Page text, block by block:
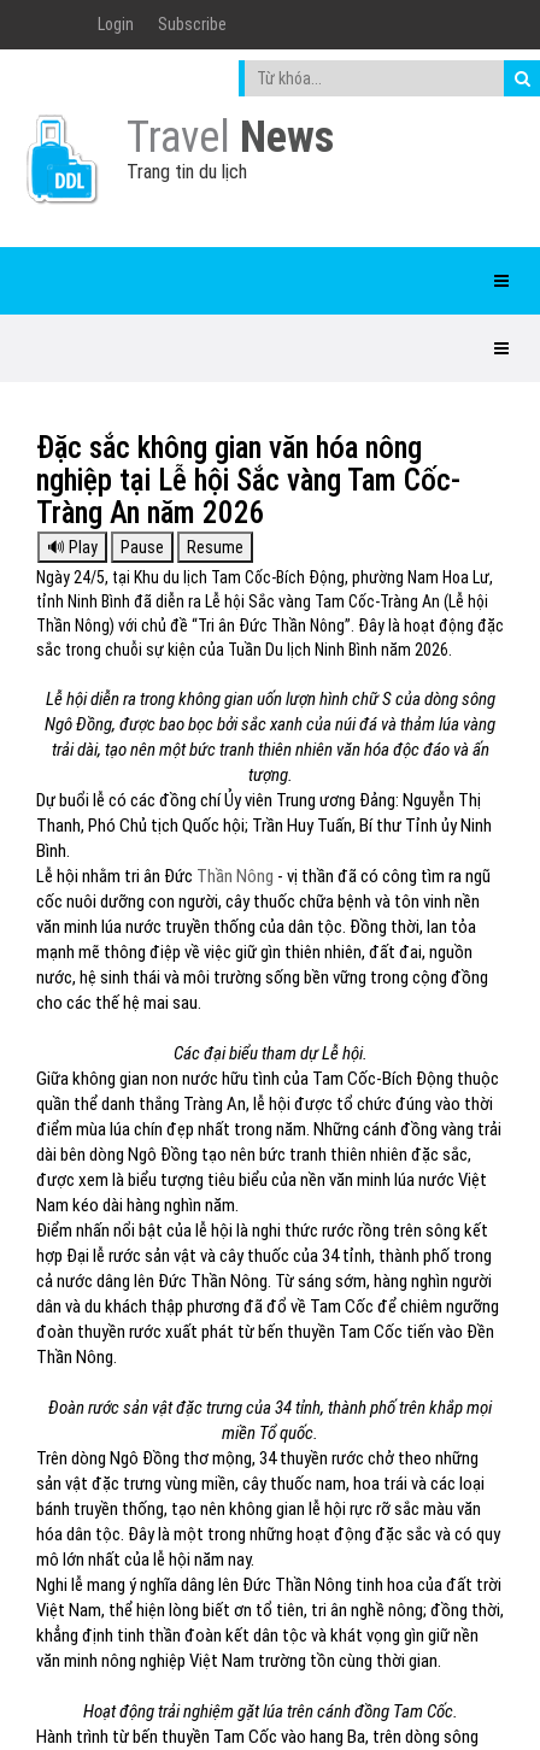
Login Subscribe
Travel News
Trang tin du lịch
Đặc sắc không gian văn hóa nông
nghiệp tại Lễ hội Sắc vàng Tam Cốc-
Tràng An năm 2026
Ngày 24/5, tại Khu du lịch Tam Cốc-Bích Động, phường Nam Hoa Lư,
tỉnh Ninh Bình đã diễn ra Lễ hội Sắc vàng Tam Cốc-Tràng An (Lễ hội
Thần Nông) với chủ đề “Tri ân Đức Thần Nông”. Đây là hoạt động đặc
sắc trong chuỗi sự kiện của Tuần Du lịch Ninh Bình năm 2026.
Lễ hội diễn ra trong không gian uốn lượn hình chữ S của dòng sông
Ngô Đồng, được bao bọc bởi sắc xanh của núi đá và thảm lúa vàng
trải dài, tạo nên một bức tranh thiên nhiên văn hóa độc đáo và ấn
tượng.
Dự buổi lễ có các đồng chí Ủy viên Trung ương Đảng: Nguyễn Thị
Thanh, Phó Chủ tịch Quốc hội; Trần Huy Tuấn, Bí thư Tỉnh ủy Ninh
Bình.
Lễ hội nhằm tri ân Đức Thần Nông - vị thần đã có công tìm ra ngũ
cốc nuôi dưỡng con người, cây thuốc chữa bệnh và tôn vinh nền
văn minh lúa nước truyền thống của dân tộc. Đồng thời, lan tỏa
mạnh mẽ thông điệp về việc giữ gìn thiên nhiên, đất đai, nguồn
nước, hệ sinh thái và môi trường sống bền vững trong cộng đồng
cho các thế hệ mai sau.
Các đại biểu tham dự Lễ hội.
Giữa không gian non nước hữu tình của Tam Cốc-Bích Động thuộc
quần thể danh thắng Tràng An, lễ hội được tổ chức đúng vào thời
điểm mùa lúa chín đẹp nhất trong năm. Những cánh đồng vàng trải
dài bên dòng Ngô Đồng tạo nên bức tranh thiên nhiên đặc sắc,
được xem là biểu tượng tiêu biểu của nền văn minh lúa nước Việt
Nam kéo dài hàng nghìn năm.
Điểm nhấn nổi bật của lễ hội là nghi thức rước rồng trên sông kết
hợp Đại lễ rước sản vật và cây thuốc của 34 tỉnh, thành phố trong
cả nước dâng lên Đức Thần Nông. Từ sáng sớm, hàng nghìn người
dân và du khách thập phương đã đổ về Tam Cốc để chiêm ngưỡng
đoàn thuyền rước xuất phát từ bến thuyền Tam Cốc tiến vào Đền
Thần Nông.
Đoàn rước sản vật đặc trưng của 34 tỉnh, thành phố trên khắp mọi
miền Tổ quốc.
Trên dòng Ngô Đồng thơ mộng, 34 thuyền rước chở theo những
sản vật đặc trưng vùng miền, cây thuốc nam, hoa trái và các loại
bánh truyền thống, tạo nên không gian lễ hội rực rỡ sắc màu văn
hóa dân tộc. Đây là một trong những hoạt động đặc sắc và có quy
mô lớn nhất của lễ hội năm nay.
Nghi lễ mang ý nghĩa dâng lên Đức Thần Nông tinh hoa của đất trời
Việt Nam, thể hiện lòng biết ơn tổ tiên, tri ân nghề nông; đồng thời,
khẳng định tinh thần đoàn kết dân tộc và khát vọng gìn giữ nền
văn minh nông nghiệp Việt Nam trường tồn cùng thời gian.
Hoạt động trải nghiệm gặt lúa trên cánh đồng Tam Cốc.
Hành trình từ bến thuyền Tam Cốc vào hang Ba, trên dòng sông